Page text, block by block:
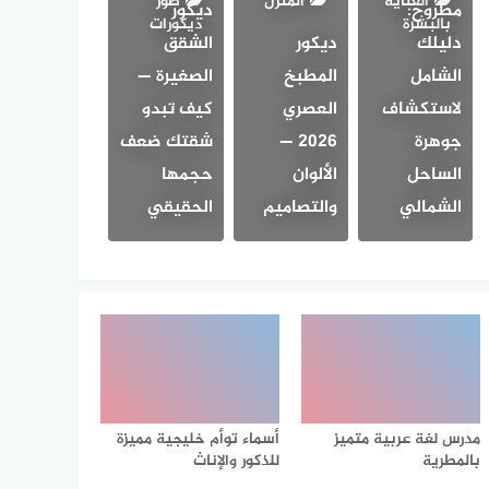
بالبشرة
مطروح:
دليلك
الشامل
لاستكشاف
جوهرة
الساحل
الشمالي
ديكور
المطبخ
العصري
2026 —
الألوان
والتصاميم
ديكورات
ديكور
الشقق
الصغيرة —
كيف تبدو
شقتك ضعف
حجمها
الحقيقي
مدرس لغة عربية متميز
بالمطرية
أسماء توأم خليجية مميزة
للذكور والإناث